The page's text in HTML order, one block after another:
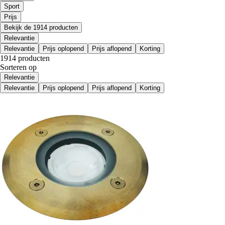
Sport
Prijs
Bekijk de 1914 producten
Relevantie
Relevantie
Prijs oplopend Prijs aflopend Korting
1914 producten
Sorteren op
Relevantie
Relevantie
Prijs oplopend Prijs aflopend Korting